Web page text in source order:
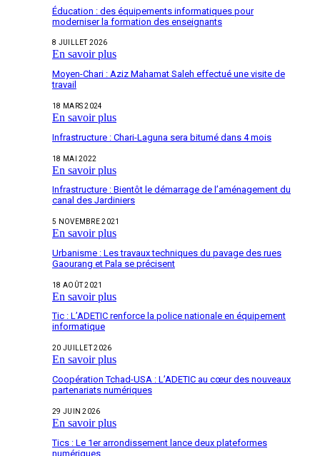
Éducation : des équipements informatiques pour
moderniser la formation des enseignants
8 JUILLET 2026
En savoir plus
Moyen-Chari : Aziz Mahamat Saleh effectué une visite de
travail
18 MARS 2024
En savoir plus
Infrastructure : Chari-Laguna sera bitumé dans 4 mois
18 MAI 2022
En savoir plus
Infrastructure : Bientôt le démarrage de l’aménagement du
canal des Jardiniers
5 NOVEMBRE 2021
En savoir plus
Urbanisme : Les travaux techniques du pavage des rues
Gaourang et Pala se précisent
18 AOÛT 2021
En savoir plus
Tic : L’ADETIC renforce la police nationale en équipement
informatique
20 JUILLET 2026
En savoir plus
Coopération Tchad-USA : L’ADETIC au cœur des nouveaux
partenariats numériques
29 JUIN 2026
En savoir plus
Tics : Le 1er arrondissement lance deux plateformes
numériques